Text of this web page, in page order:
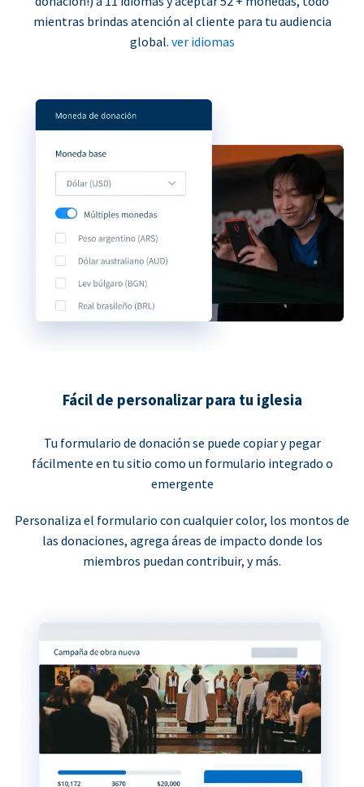
mientras brindas atención al cliente para tu audiencia
global. ver idiomas
Fácil de personalizar para tu iglesia
Tu formulario de donación se puede copiar y pegar
fácilmente en tu sitio como un formulario integrado o
emergente
Personaliza el formulario con cualquier color, los montos de
las donaciones, agrega áreas de impacto donde los
miembros puedan contribuir, y más.